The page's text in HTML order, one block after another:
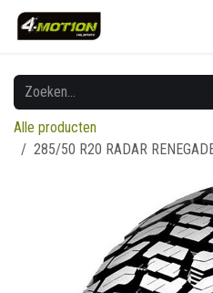
Overslaan naar inhoud
Alle producten
285/50 R20 RADAR